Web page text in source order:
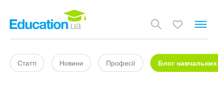
Статті Новини Професії Блог навчальних